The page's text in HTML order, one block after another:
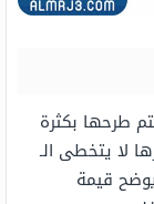
من النحاس بنسبة 100% ويتم طرحها بكثرة
بينما قطرها لا يتخطى الـ
قيمة